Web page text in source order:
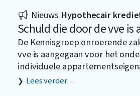
Nieuws Hypothecair
Schuld die door de vve is
De Kennisgroep onroerende
vve is aangegaan voor het
individuele
Lees verder…